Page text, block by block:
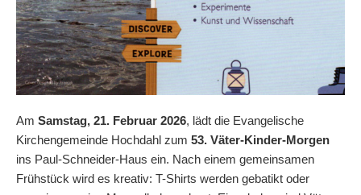
Am Samstag, 21. Februar 2026, lädt die Evangelische
Kirchengemeinde Hochdahl zum 53. Väter-Kinder-Morgen
ins Paul-Schneider-Haus ein. Nach einem gemeinsamen
Frühstück wird es kreativ: T-Shirts werden gebatikt oder